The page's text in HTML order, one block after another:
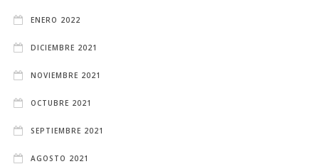
ENERO 2022
DICIEMBRE 2021
NOVIEMBRE 2021
OCTUBRE 2021
SEPTIEMBRE 2021
AGOSTO 2021